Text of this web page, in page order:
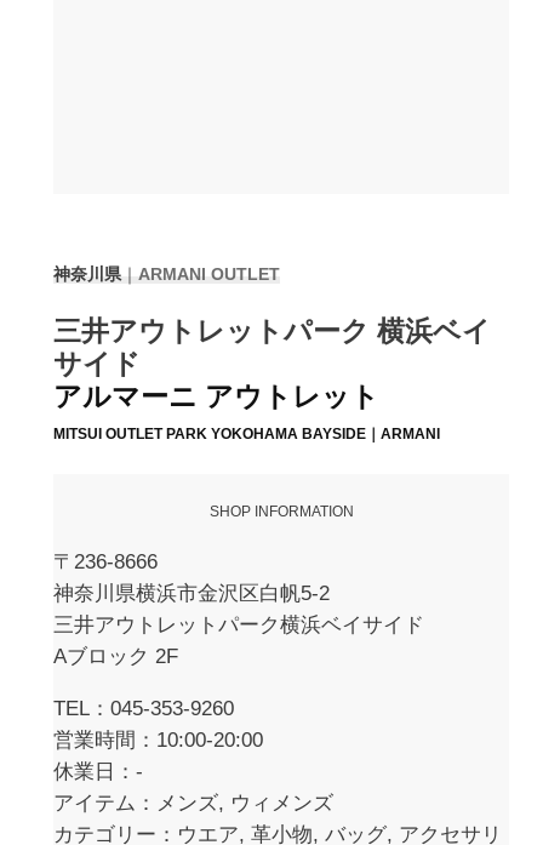
神奈川県｜ ARMANI OUTLET
三井アウトレットパーク 横浜ベイ
サイド
アルマーニ アウトレット
MITSUI OUTLET PARK YOKOHAMA BAYSIDE｜ARMANI
SHOP INFORMATION
〒236-8666
神奈川県横浜市金沢区白帆5-2
三井アウトレットパーク横浜ベイサイド
Aブロック 2F
TEL：045-353-9260
営業時間：10:00-20:00
休業日：-
アイテム：メンズ, ウィメンズ
カテゴリー：ウエア, 革小物, バッグ, アクセサリ